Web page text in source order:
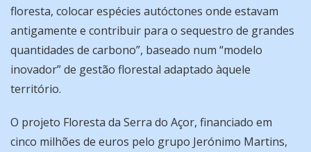
floresta, colocar espécies autóctones onde estavam
antigamente e contribuir para o sequestro de grandes
quantidades de carbono”, baseado num “modelo
inovador” de gestão florestal adaptado àquele
território.
O projeto Floresta da Serra do Açor, financiado em
cinco milhões de euros pelo grupo Jerónimo Martins,